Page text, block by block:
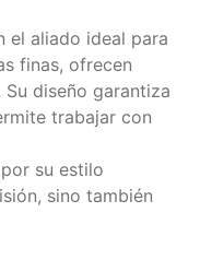
el aliado ideal para
finas, ofrecen
diseño garantiza
trabajar con
su estilo
sino también